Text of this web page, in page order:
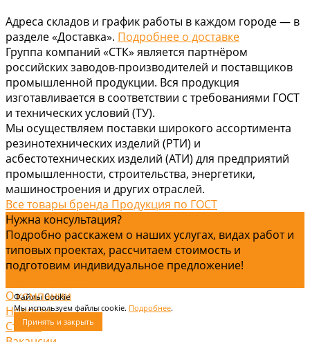
Файлы Cookie
Мы используем файлы cookie. Подробнее.
Принять и закрыть
Адреса складов и график работы в каждом городе — в
разделе «Доставка». Подробнее о доставке
Группа компаний «СТК» является партнёром
российских заводов-производителей и поставщиков
промышленной продукции. Вся продукция
изготавливается в соответствии с требованиями ГОСТ
и технических условий (ТУ).
Мы осуществляем поставки широкого ассортимента
резинотехнических изделий (РТИ) и
асбестотехнических изделий (АТИ) для предприятий
промышленности, строительства, энергетики,
машиностроения и других отраслей.
Все товары бренда Продукция по ГОСТ
Нужна консультация?
Подробно расскажем о наших услугах, видах работ и
типовых проектах, рассчитаем стоимость и
подготовим индивидуальное предложение!
О компании
Новости
Статьи